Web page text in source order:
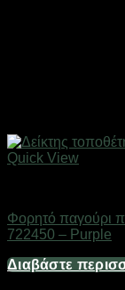
Quick View
Φορητό παγούρι
722450 – Purple
Διαβάστε